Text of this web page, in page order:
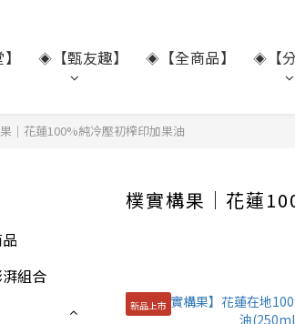
◈ 【甄友趣】 ◈ 【全商品】 ◈ 【
｜花蓮100%純冷壓初榨印加果油
組合
樸實構果｜花蓮
新品上市